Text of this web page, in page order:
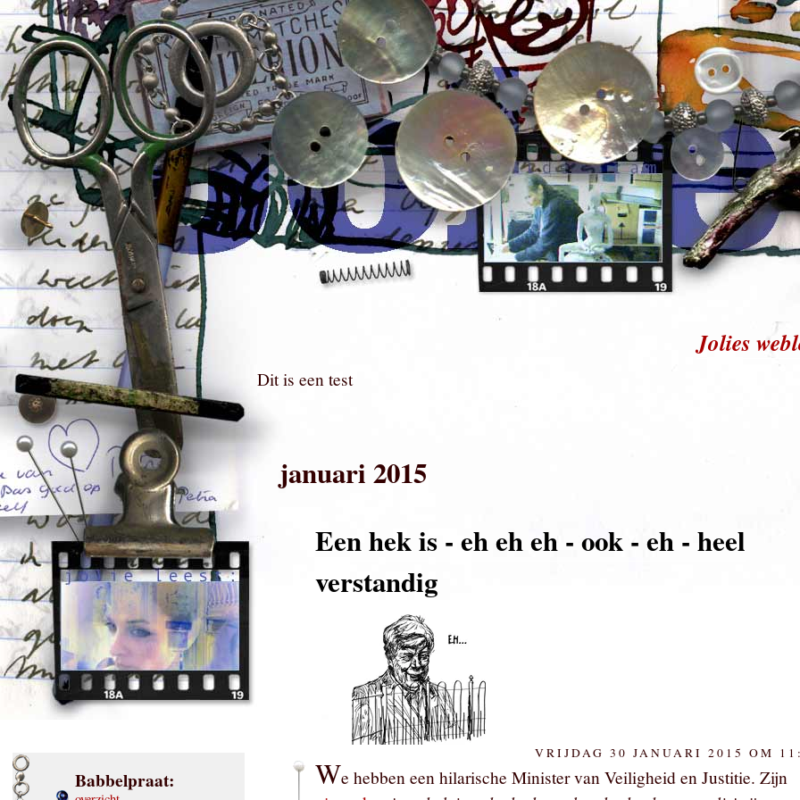
Babbelpraat:
Jolies
Dit is een test
januari 2015
Een hek is - eh eh eh - ook - eh - heel
verstandig
VRIJDAG 30 JANUARI 2015 OM
We hebben een hilarische Minister van Veiligheid en Justitie. Zijn